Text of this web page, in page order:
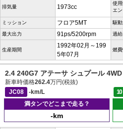
排気量 1973cc
使
エ
ミッション フロア5MT 駆
最大出力 91ps/5200rpm 過給
生産期間
1992年02月～199
5年07月
燃
2.4 240G7 アテーサ シュプール 4WD
新車時価格262.4万円(税抜)
JC08
-km/L
満タンでどこまで走る？
-km